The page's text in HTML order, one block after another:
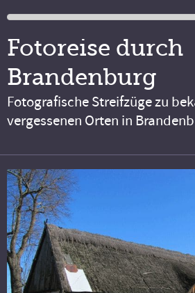
Fotoreise durch
Brandenburg
Fotografische Streifzüge zu
vergessenen Orten in